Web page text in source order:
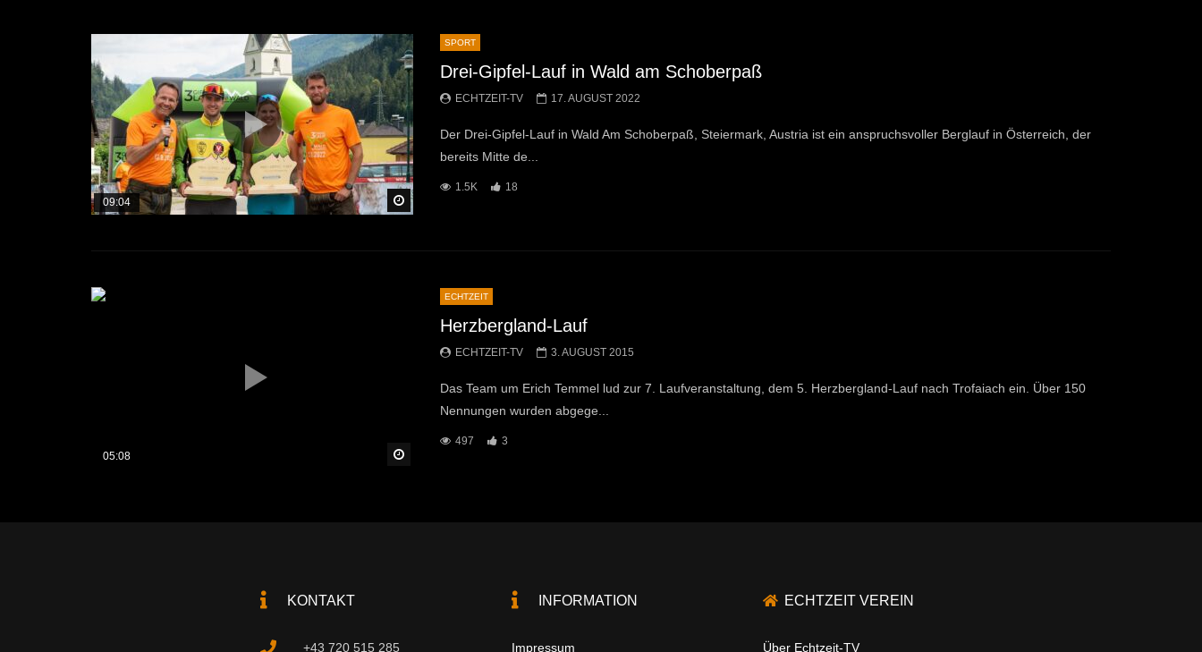
Später Ansehen
09:04
SPORT
Drei-Gipfel-Lauf in Wald am Schoberpaß
ECHTZEIT-TV 17. AUGUST 2022
Der Drei-Gipfel-Lauf in Wald Am Schoberpaß, Steiermark, Austria ist ein anspruchsvoller Berglauf in Österreich, der
bereits Mitte de...
1.5K 18
05:08
ECHTZEIT
Herzbergland-Lauf
ECHTZEIT-TV 3. AUGUST 2015
Das Team um Erich Temmel lud zur 7. Laufveranstaltung, dem 5. Herzbergland-Lauf nach Trofaiach ein. Über 150
Nennungen wurden abgege...
497 3
KONTAKT
+43 720 515 285
INFORMATION
Impressum
ECHTZEIT VEREIN
Über Echtzeit-TV